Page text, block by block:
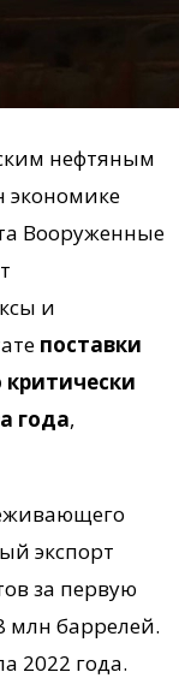
нефтяным
экономике
Вооруженные
и
поставки
года,
экспорт
за первую
млн баррелей.
2022 года.